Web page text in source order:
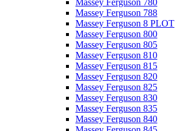
Massey Ferguson 780
Massey Ferguson 788
Massey Ferguson 8 PLOT
Massey Ferguson 800
Massey Ferguson 805
Massey Ferguson 810
Massey Ferguson 815
Massey Ferguson 820
Massey Ferguson 825
Massey Ferguson 830
Massey Ferguson 835
Massey Ferguson 840